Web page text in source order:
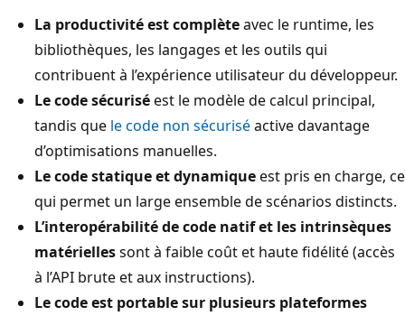
La productivité est complèteavec le runtime, les
bibliothèques, les langages et les outils qui
contribuent à l’expérience utilisateur du développeur.
Le code sécuriséest le modèle de calcul principal,
tandis que le code non sécuriséactive davantage
d’optimisations manuelles.
Le code statique et dynamiqueest pris en charge, ce
qui permet un large ensemble de scénarios distincts.
L’interopérabilité de code natif et les intrinsèques
matériellessont à faible coût et haute fidélité (accès
à l’API brute et aux instructions).
Le code est portable sur plusieurs plateformes